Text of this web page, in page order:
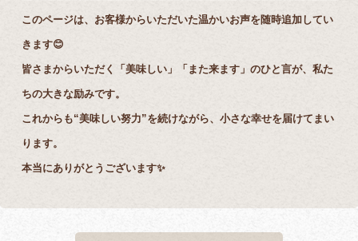
このページは、お客様からいただいた温かいお声を随時追加してい
きます😊
皆さまからいただく「美味しい」「また来ます」のひと言が、私た
ちの大きな励みです。
これからも“美味しい努力”を続けながら、小さな幸せを届けてまい
ります。
本当にありがとうございます✨